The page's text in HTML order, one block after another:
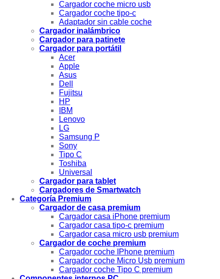
Cargador coche micro usb
Cargador coche tipo-c
Adaptador sin cable coche
Cargador inalámbrico
Cargador para patinete
Cargador para portátil
Acer
Apple
Asus
Dell
Fujitsu
HP
IBM
Lenovo
LG
Samsung P
Sony
Tipo C
Toshiba
Universal
Cargador para tablet
Cargadores de Smartwatch
Categoría Premium
Cargador de casa premium
Cargador casa iPhone premium
Cargador casa tipo-c premium
Cargador casa micro usb premium
Cargador de coche premium
Cargador coche IPhone premium
Cargador coche Micro Usb premium
Cargador coche Tipo C premium